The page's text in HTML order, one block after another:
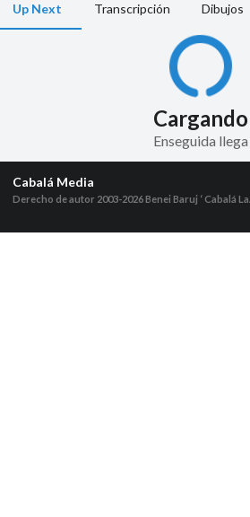
Up Next Transcripción Dibujos
Cargando
Enseguida llega
Cabalá Media
Derecho de autor 2003-2026Benei Baruj ‘ Cabalá